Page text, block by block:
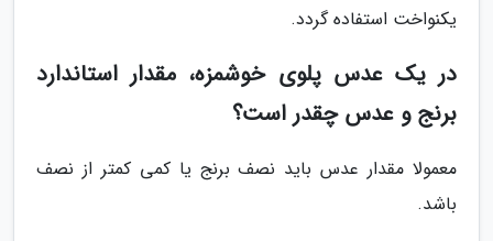
یکنواخت استفاده گردد.
در یک عدس پلوی خوشمزه، مقدار استاندارد
برنج و عدس چقدر است؟
معمولا مقدار عدس باید نصف برنج یا کمی کمتر از نصف
باشد.